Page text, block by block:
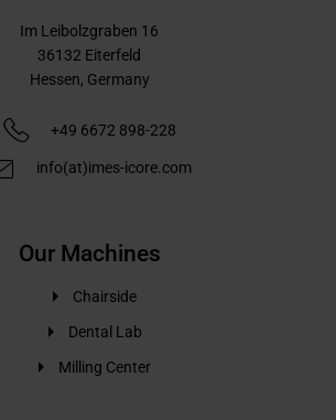
Im Leibolzgraben 16
36132 Eiterfeld
Hessen, Germany
+49 6672 898-228
info(at)imes-icore.com
Our Machines
Chairside
Dental Lab
Milling Center